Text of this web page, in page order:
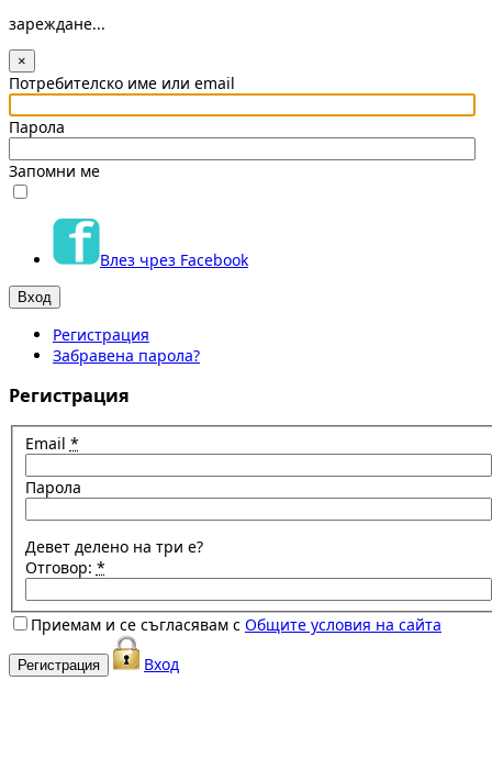
зареждане...
×
Потребителско име или email
Парола
Запомни ме
Влез чрез Facebook
Регистрация
Забравена парола?
Регистрация
Email *
Парола
Девет делено на три е?
Отговор: *
Приемам и се съгласявам с Общите условия на сайта
Вход